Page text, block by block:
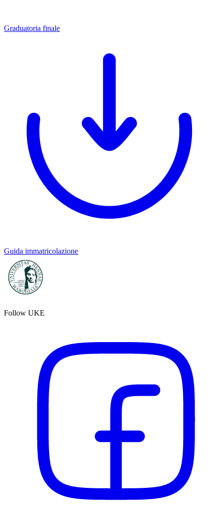
Graduatoria finale
Guida immatricolazione
Follow UKE